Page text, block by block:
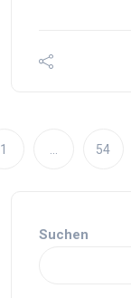
1 54
Suchen